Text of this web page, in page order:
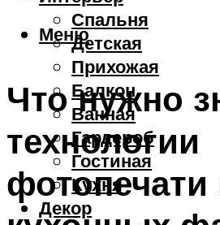
Спальня
Детская
Прихожая
Балкон
Ванная
Гардероб
Гостиная
Кухня
Декор
Меню
Что нужно
технологии
фотопечати